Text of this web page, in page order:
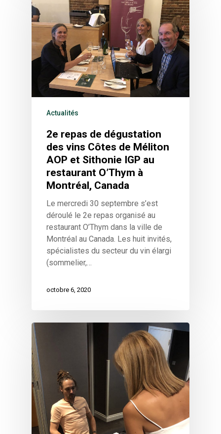
Actualités
2e repas de dégustation
des vins Côtes de Méliton
AOP et Sithonie IGP au
restaurant O’Thym à
Montréal, Canada
Le mercredi 30 septembre s’est
déroulé le 2e repas organisé au
restaurant O’Thym dans la ville de
Montréal au Canada. Les huit invités,
spécialistes du secteur du vin élargi
(sommelier,…
octobre 6, 2020